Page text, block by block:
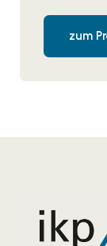
zum